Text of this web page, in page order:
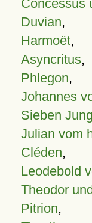
Concessus
Duvian,
Harmoët,
Asyncritus,
Phlegon,
Johannes
Sieben
Julian vom
Cléden,
Leodebold
Theodor
Pitrion,